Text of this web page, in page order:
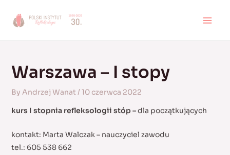
Warszawa – I stopy
By Andrzej Wanat/10 czerwca 2022
kurs I stopnia refleksologii stóp –dla początkujących
kontakt: Marta Walczak – nauczyciel zawodu
tel.: 605 538 662